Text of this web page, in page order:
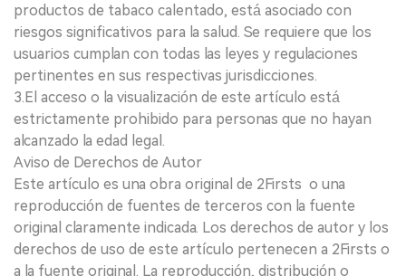
productos de tabaco calentado, está asociado con
riesgos significativos para la salud. Se requiere que los
usuarios cumplan con todas las leyes y regulaciones
pertinentes en sus respectivas jurisdicciones.
3.El acceso o la visualización de este artículo está
estrictamente prohibido para personas que no hayan
alcanzado la edad legal.
Aviso de Derechos de Autor
Este artículo es una obra original de 2Firsts o una
reproducción de fuentes de terceros con la fuente
original claramente indicada. Los derechos de autor y los
derechos de uso de este artículo pertenecen a 2Firsts o
a la fuente original. La reproducción, distribución o